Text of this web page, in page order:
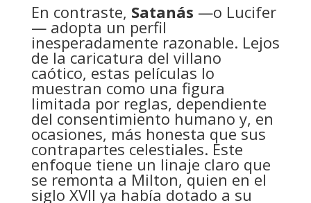
En contraste, Satanás —o Lucifer
— adopta un perfil
inesperadamente razonable. Lejos
de la caricatura del villano
caótico, estas películas lo
muestran como una figura
limitada por reglas, dependiente
del consentimiento humano y, en
ocasiones, más honesta que sus
contrapartes celestiales. Este
enfoque tiene un linaje claro que
se remonta a Milton, quien en el
siglo XVII ya había dotado a su